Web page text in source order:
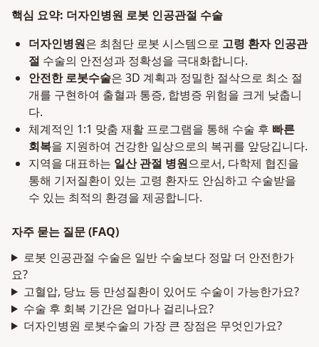
핵심 요약: 더자인병원 로봇 인공관절 수술
더자인병원은 최첨단 로봇 시스템으로 고령 환자 인공관
절 수술의 안전성과 정확성을 극대화합니다.
안전한 로봇수술은 3D 계획과 정밀한 절삭으로 최소 절
개를 구현하여 출혈과 통증, 합병증 위험을 크게 낮춥니
다.
체계적인 1:1 맞춤 재활 프로그램을 통해 수술 후 빠른
회복을 지원하여 건강한 일상으로의 복귀를 앞당깁니다.
지역을 대표하는 일산 관절 병원으로서, 다학제 협진을
통해 기저질환이 있는 고령 환자도 안심하고 수술받을
수 있는 최적의 환경을 제공합니다.
자주 묻는 질문 (FAQ)
로봇 인공관절 수술은 일반 수술보다 정말 더 안전한가
요?
고혈압, 당뇨 등 만성질환이 있어도 수술이 가능한가요?
수술 후 회복 기간은 얼마나 걸리나요?
더자인병원 로봇수술의 가장 큰 장점은 무엇인가요?